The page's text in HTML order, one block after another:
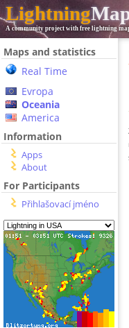
Lightning
A community project with free lightning
Maps and statistics
Real Time
Evropa
Oceania
America
Information
Apps
About
For Participants
Přihlašovací jméno